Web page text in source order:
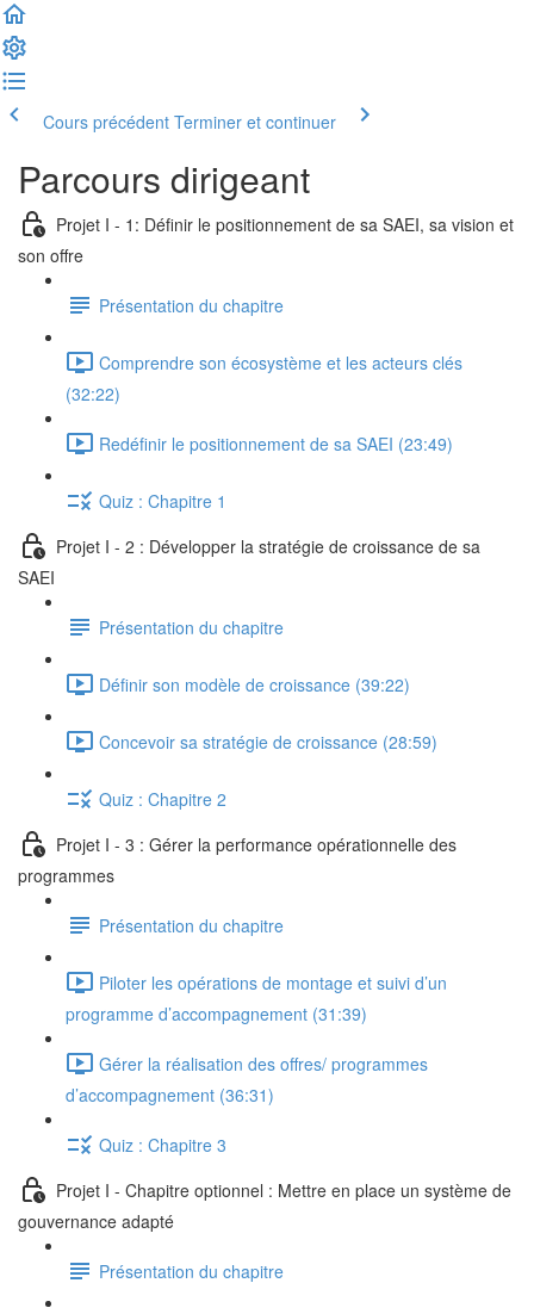
Cours précédent Terminer et continuer
Parcours dirigeant
Projet I - 1: Définir le positionnement de sa SAEI, sa vision et
son offre
Présentation du chapitre
Comprendre son écosystème et les acteurs clés
(32:22)
Redéfinir le positionnement de sa SAEI (23:49)
Quiz : Chapitre 1
Projet I - 2 : Développer la stratégie de croissance de sa
SAEI
Présentation du chapitre
Définir son modèle de croissance (39:22)
Concevoir sa stratégie de croissance (28:59)
Quiz : Chapitre 2
Projet I - 3 : Gérer la performance opérationnelle des
programmes
Présentation du chapitre
Piloter les opérations de montage et suivi d’un
programme d’accompagnement (31:39)
Gérer la réalisation des offres/ programmes
d’accompagnement (36:31)
Quiz : Chapitre 3
Projet I - Chapitre optionnel : Mettre en place un système de
gouvernance adapté
Présentation du chapitre